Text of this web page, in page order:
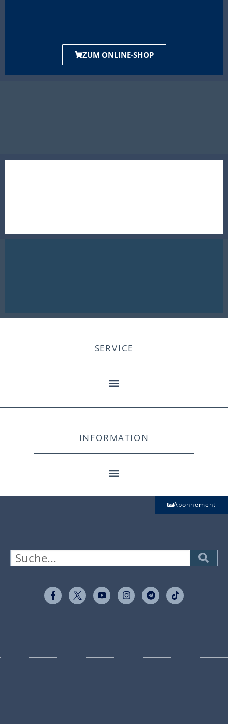
ZUM ONLINE-SHOP
SERVICE
INFORMATION
Abonnement